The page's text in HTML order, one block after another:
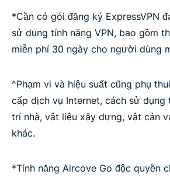
*Cần có gói đăng ký ExpressVPN
sử dụng tính năng VPN, bao gồm
miễn phí 30 ngày cho người dùng
^Phạm vi và hiệu suất cũng phụ
cấp dịch vụ Internet, cách sử dụng
trí nhà, vật liệu xây dựng, vật cản
khác.
*Tính năng Aircove Go độc quyền